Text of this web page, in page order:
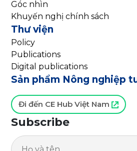
Góc nhìn
Khuyến nghị chính sách
Thư viện
Policy
Publications
Digital publications
Sản phẩm Nông nghiệp
Đi đến CE Hub Việt Nam
Subscribe